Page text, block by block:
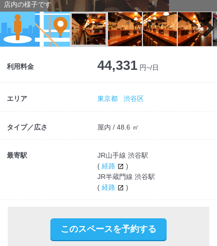
店内の様子です
Next
利用料金 44,331 円~/日
エリア 東京都 渋谷区
タイプ／広さ 屋内 / 48.6 ㎡
最寄駅
JR山手線 渋谷駅
( 経路
)
JR半蔵門線 渋谷駅
( 経路 )
このスペースを予約する